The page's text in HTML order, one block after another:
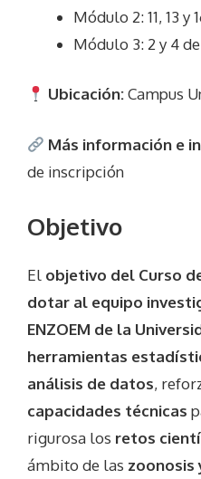
Módulo 2: 11, 13 y
Módulo 3: 2 y 4
Ubicación:Campus
Más información e
de inscripción
Objetivo
El objetivo del Curso
dotar al equipo
ENZOEM de la
herramientas
análisis de datos,
capacidades técnicas
rigurosa los retos
ámbito de las zoonosis